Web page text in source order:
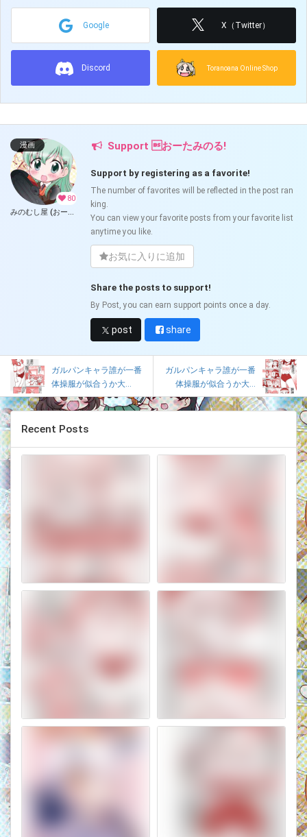
Google X（Twitter）
Discord Toranoana Online Shop
80
漫画
みのむし屋 (おーたみのる)
Support おーたみのる!
Support by registering as a favorite!
The number of favorites will be reflected in the post ran
king.
You can view your favorite posts from your favorite list
anytime you like.
お気に入りに追加
Share the posts to support!
By Post, you can earn support points once a day.
post share
ガルパンキャラ誰が一番
体操服が似合うか大...
ガルパンキャラ誰が一番
体操服が似合うか大...
Recent Posts